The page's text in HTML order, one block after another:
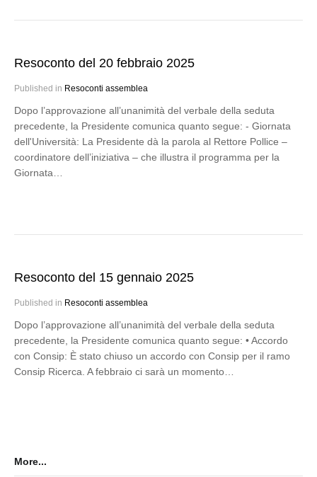
Resoconto del 20 febbraio 2025
Published in Resoconti assemblea
Dopo l’approvazione all’unanimità del verbale della seduta
precedente, la Presidente comunica quanto segue: - Giornata
dell'Università: La Presidente dà la parola al Rettore Pollice –
coordinatore dell’iniziativa – che illustra il programma per la
Giornata…
Resoconto del 15 gennaio 2025
Published in Resoconti assemblea
Dopo l’approvazione all’unanimità del verbale della seduta
precedente, la Presidente comunica quanto segue: • Accordo
con Consip: È stato chiuso un accordo con Consip per il ramo
Consip Ricerca. A febbraio ci sarà un momento…
More...